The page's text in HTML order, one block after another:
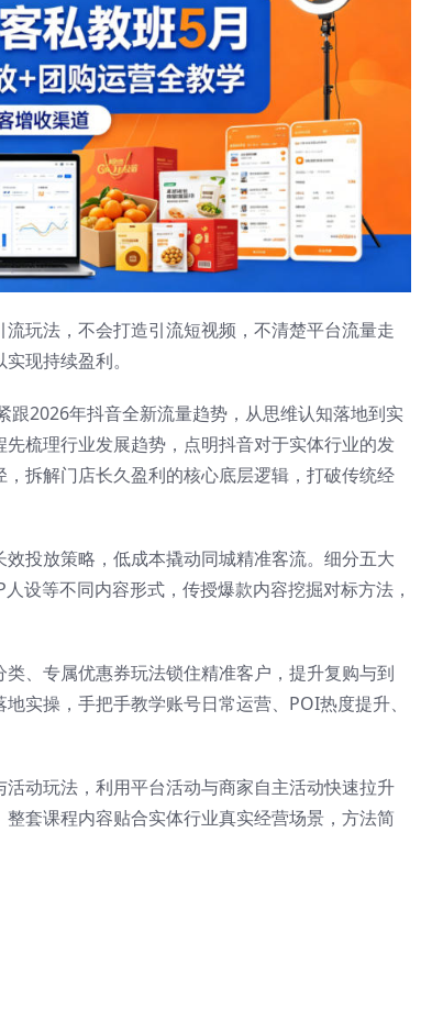
玩法，不会打造引流短视频，不清楚平台流量走
现持续盈利。
2026年抖音全新流量趋势，从思维认知落地到实
梳理行业发展趋势，点明抖音对于实体行业的发
拆解门店长久盈利的核心底层逻辑，打破传统经
投放策略，低成本撬动同城精准客流。细分五大
设等不同内容形式，传授爆款内容挖掘对标方法，
、专属优惠券玩法锁住精准客户，提升复购与到
实操，手把手教学账号日常运营、POI热度提升、
动玩法，利用平台活动与商家自主活动快速拉升
套课程内容贴合实体行业真实经营场景，方法简